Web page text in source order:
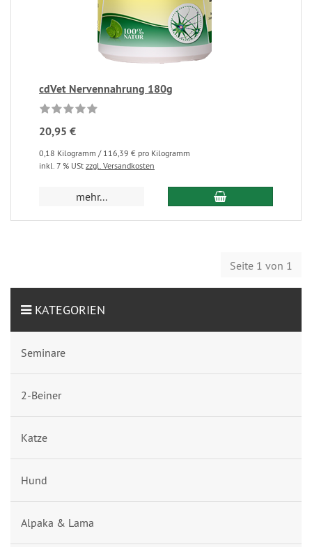
cdVet Nervennahrung 180g
20,95 €
0,18 Kilogramm / 116,39 € pro Kilogramm
inkl. 7 % USt zzgl. Versandkosten
mehr...
Seite 1 von 1
KATEGORIEN
Seminare
2-Beiner
Katze
Hund
Alpaka & Lama